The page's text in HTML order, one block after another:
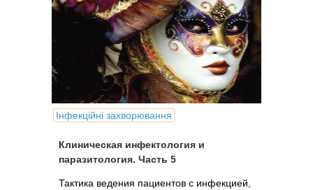
Інфекційні захворювання
Клиническая инфектология и
паразитология. Часть 5
Тактика ведения пациентов с инфекцией,